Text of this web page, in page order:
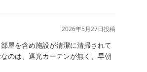
2026年5月27日投稿
屋を含め施設が清潔に清掃されて
のは、遮光カーテンが無く、早朝